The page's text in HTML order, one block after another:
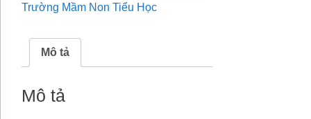
Trường Mầm Non Tiểu Học
Mô tả
Mô tả